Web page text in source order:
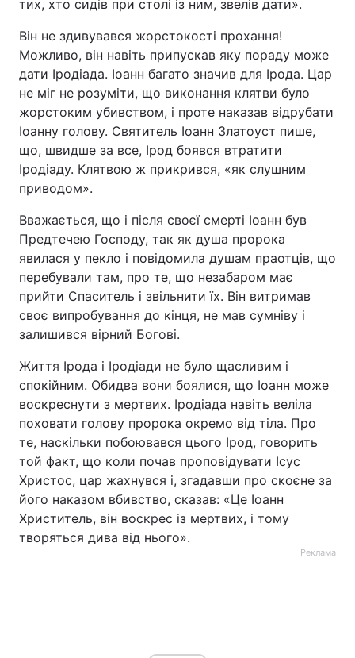
тих, хто сидів при столі із ним, звелів дати».
Він не здивувався жорстокості прохання!
Можливо, він навіть припускав яку пораду може
дати Іродіада. Іоанн багато значив для Ірода. Цар
не міг не розуміти, що виконання клятви було
жорстоким убивством, і проте наказав відрубати
Іоанну голову. Святитель Іоанн Златоуст пише,
що, швидше за все, Ірод боявся втратити
Іродіаду. Клятвою ж прикрився, «як слушним
приводом».
Вважається, що і після своєї смерті Іоанн був
Предтечею Господу, так як душа пророка
явилася у пекло і повідомила душам праотців, що
перебували там, про те, що незабаром має
прийти Спаситель і звільнити їх. Він витримав
своє випробування до кінця, не мав сумніву і
залишився вірний Богові.
Життя Ірода і Іродіади не було щасливим і
спокійним. Обидва вони боялися, що Іоанн може
воскреснути з мертвих. Іродіада навіть веліла
поховати голову пророка окремо від тіла. Про
те, наскільки побоювався цього Ірод, говорить
той факт, що коли почав проповідувати Ісус
Христос, цар жахнувся і, згадавши про скоєне за
його наказом вбивство, сказав: «Це Іоанн
Христитель, він воскрес із мертвих, і тому
творяться дива від нього».
Реклама